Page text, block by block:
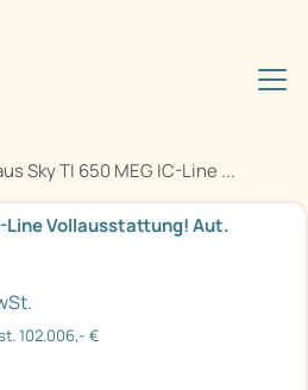
Sky TI 650 MEG IC-Line ...
Line Vollausstattung! Aut.
102.006,- €